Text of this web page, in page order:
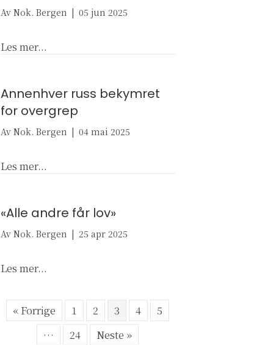
Av Nok. Bergen | 05 jun 2025
Les mer...
Annenhver russ bekymret
for overgrep
Av Nok. Bergen | 04 mai 2025
Les mer...
«Alle andre får lov»
Av Nok. Bergen | 25 apr 2025
Les mer...
« Forrige 1 2 3 4
5
…
24 Neste »